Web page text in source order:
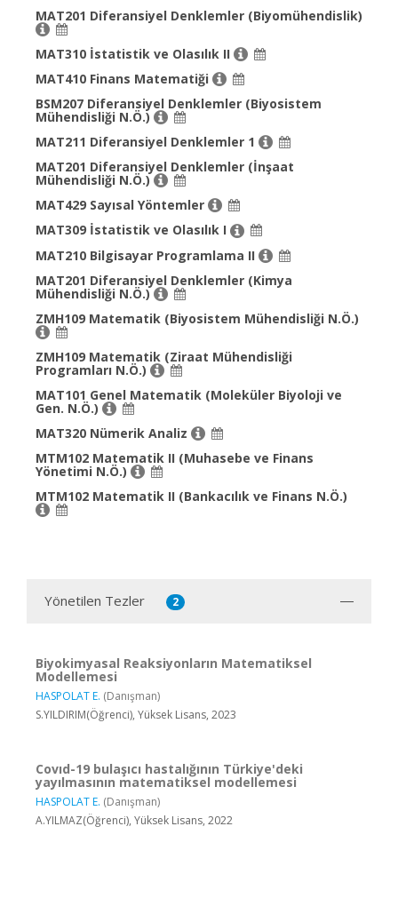
MAT201 Diferansiyel Denklemler (Biyomühendislik)
MAT310 İstatistik ve Olasılık II
MAT410 Finans Matematiği
BSM207 Diferansiyel Denklemler (Biyosistem
Mühendisliği N.Ö.)
MAT211 Diferansiyel Denklemler 1
MAT201 Diferansiyel Denklemler (İnşaat
Mühendisliği N.Ö.)
MAT429 Sayısal Yöntemler
MAT309 İstatistik ve Olasılık I
MAT210 Bilgisayar Programlama II
MAT201 Diferansiyel Denklemler (Kimya
Mühendisliği N.Ö.)
ZMH109 Matematik (Biyosistem Mühendisliği N.Ö.)
ZMH109 Matematik (Ziraat Mühendisliği
Programları N.Ö.)
MAT101 Genel Matematik (Moleküler Biyoloji ve
Gen. N.Ö.)
MAT320 Nümerik Analiz
MTM102 Matematik II (Muhasebe ve Finans
Yönetimi N.Ö.)
MTM102 Matematik II (Bankacılık ve Finans N.Ö.)
Yönetilen Tezler 2
Biyokimyasal Reaksiyonların Matematiksel
Modellemesi
HASPOLAT E. (Danışman)
S.YILDIRIM(Öğrenci), Yüksek Lisans, 2023
Covıd-19 bulaşıcı hastalığının Türkiye'deki
yayılmasının matematiksel modellemesi
HASPOLAT E. (Danışman)
A.YILMAZ(Öğrenci), Yüksek Lisans, 2022